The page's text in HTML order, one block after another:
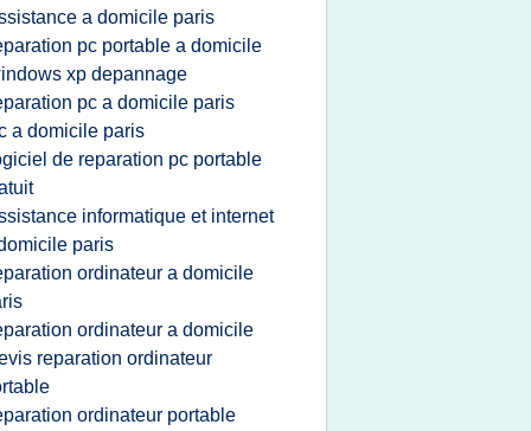
a domicile paris
pc portable a domicile
xp depannage
pc a domicile paris
a domicile paris
de reparation pc portable
informatique et internet
paris
ordinateur a domicile
ordinateur a domicile
reparation ordinateur
ordinateur portable